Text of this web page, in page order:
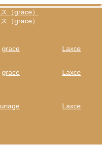
grace
Laxce
grace
Laxce
unage
Laxce